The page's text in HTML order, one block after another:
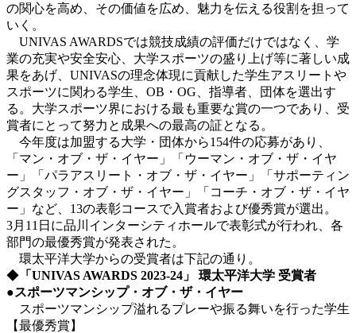
の関心を高め、その価値を広め、魅力を伝える役割を担って
いく。
UNIVAS AWARDSでは競技成績の評価だけではなく、学
業の充実や安全安心、大学スポーツの盛り上げ等に著しい成
果をあげ、UNIVASの理念体現に貢献した学生アスリートや
スポーツに関わる学生、OB・OG、指導者、団体を選出す
る。大学スポーツ界における最も重要な賞の一つであり、受
賞者にとって努力と成果への最高の証となる。
今年度は加盟する大学・団体から154件の応募があり、
「マン・オブ・ザ・イヤー」「ウーマン・オブ・ザ・イヤ
ー」「パラアスリート・オブ・ザ・イヤー」「サポーティン
グスタッフ・オブ・ザ・イヤー」「コーチ・オブ・ザ・イヤ
ー」など、13の表彰コースで入賞者および優秀賞が選出。
3月11日に品川インターシティホールで表彰式が行われ、各
部門の最優秀賞が発表された。
環太平洋大学からの受賞者は下記の通り。
◆ 「 UNIVAS AWARDS 2023-24 」 環太平洋大学 受賞者
●スポーツマンシップ・オブ・ザ・イヤー
スポーツマンシップ溢れるプレーや振る舞いを行った学生
【最優秀賞】